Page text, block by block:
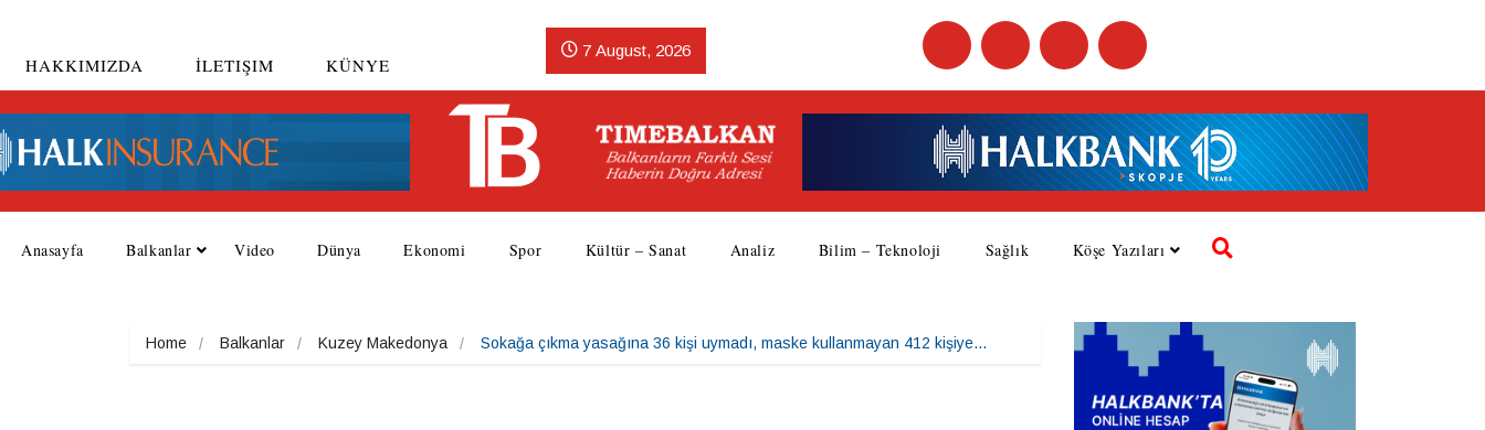
HAKKIMIZDA İLETIŞIM KÜNYE
7 August, 2026
Anasayfa Balkanlar Video Dünya Ekonomi Spor Kültür – Sanat Analiz Bilim – Teknoloji Sağlık Köşe Yazıları
Home Balkanlar Kuzey Makedonya Sokağa çıkma yasağına 36 kişi uymadı, maske kullanmayan 412 kişiye…